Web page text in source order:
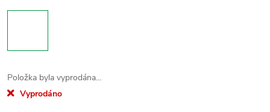
Položka byla vyprodána…
Vyprodáno